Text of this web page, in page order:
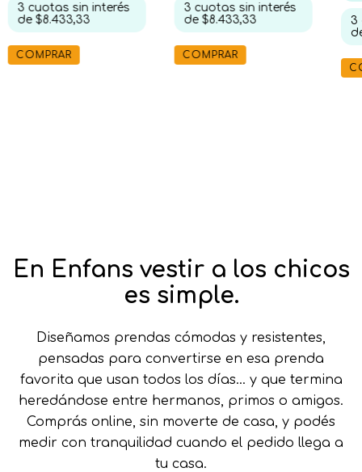
3 cuotas sin interés
de $8.433,33
COMPRAR
3 cuotas sin interés
de $8.433,33
COMPRAR
3
En Enfans vestir a los chicos
es simple.
Diseñamos prendas cómodas y resistentes,
pensadas para convertirse en esa prenda
favorita que usan todos los días… y que termina
heredándose entre hermanos, primos o amigos.
Comprás online, sin moverte de casa, y podés
medir con tranquilidad cuando el pedido llega a
tu casa.